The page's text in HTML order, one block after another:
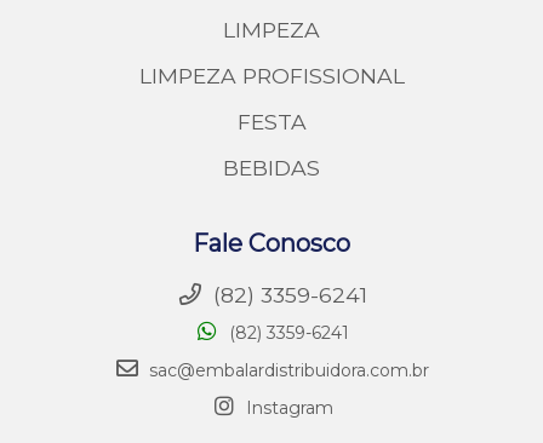
LIMPEZA
LIMPEZA PROFISSIONAL
FESTA
BEBIDAS
Fale Conosco
(82) 3359-6241
(82) 3359-6241
sac@embalardistribuidora.com.br
Instagram